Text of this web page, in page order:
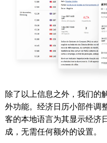
除了以上信息之外，我们的
外功能。经济日历小部件调
客的本地语言为其显示经济
成，无需任何额外的设置。